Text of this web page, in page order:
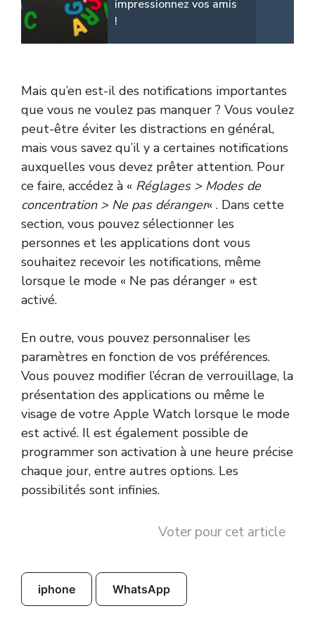
impressionnez vos amis
!
Mais qu’en est-il des notifications importantes
que vous ne voulez pas manquer ? Vous voulez
peut-être éviter les distractions en général,
mais vous savez qu’il y a certaines notifications
auxquelles vous devez prêter attention. Pour
ce faire, accédez à « Réglages > Modes de
concentration > Ne pas déranger« . Dans cette
section, vous pouvez sélectionner les
personnes et les applications dont vous
souhaitez recevoir les notifications, même
lorsque le mode « Ne pas déranger » est
activé.
En outre, vous pouvez personnaliser les
paramètres en fonction de vos préférences.
Vous pouvez modifier l’écran de verrouillage, la
présentation des applications ou même le
visage de votre Apple Watch lorsque le mode
est activé. Il est également possible de
programmer son activation à une heure précise
chaque jour, entre autres options. Les
possibilités sont infinies.
Voter pour cet article
iphone WhatsApp